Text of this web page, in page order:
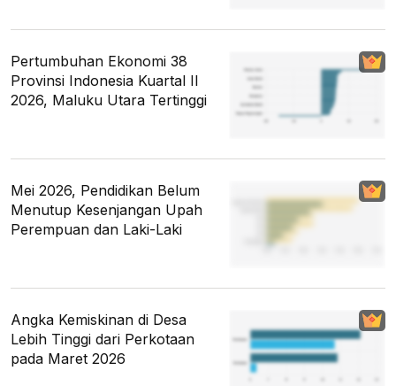
Pertumbuhan Ekonomi 38
Provinsi Indonesia Kuartal II
2026, Maluku Utara Tertinggi
Mei 2026, Pendidikan Belum
Menutup Kesenjangan Upah
Perempuan dan Laki-Laki
Angka Kemiskinan di Desa
Lebih Tinggi dari Perkotaan
pada Maret 2026